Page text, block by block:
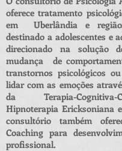
oferece tratamento
em Uberlândia e
destinado a adolescentes e
direcionado na solução
mudança de
transtornos psicológicos
lidar com as emoções
da Terapia-Cognitiva-
Hipnoterapia Ericksoniana
consultório também
Coaching para
profissional.